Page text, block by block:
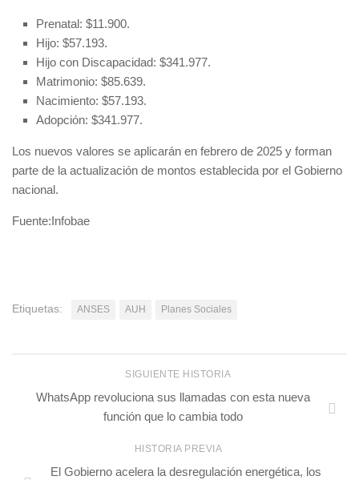
Prenatal: $11.900.
Hijo: $57.193.
Hijo con Discapacidad: $341.977.
Matrimonio: $85.639.
Nacimiento: $57.193.
Adopción: $341.977.
Los nuevos valores se aplicarán en febrero de 2025 y forman
parte de la actualización de montos establecida por el Gobierno
nacional.
Fuente:Infobae
Etiquetas: ANSES AUH Planes Sociales
SIGUIENTE HISTORIA
WhatsApp revoluciona sus llamadas con esta nueva
función que lo cambia todo
HISTORIA PREVIA
El Gobierno acelera la desregulación energética, los